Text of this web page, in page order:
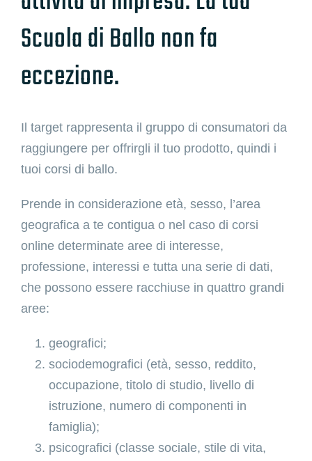
Scuola di Ballo non fa
eccezione.
Il target rappresenta il gruppo di consumatori da
raggiungere per offrirgli il tuo prodotto, quindi i
tuoi corsi di ballo.
Prende in considerazione età, sesso, l’area
geografica a te contigua o nel caso di corsi
online determinate aree di interesse,
professione, interessi e tutta una serie di dati,
che possono essere racchiuse in quattro grandi
aree:
geografici;
sociodemografici (età, sesso, reddito,
occupazione, titolo di studio, livello di
istruzione, numero di componenti in
famiglia);
psicografici (classe sociale, stile di vita,